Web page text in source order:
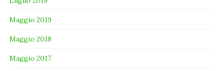
Maggio 2019
Maggio 2018
Maggio 2017